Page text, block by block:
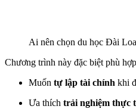
Ai nên chọn du học Đài
Chương trình này đặc biệt phù
Muốn tự lập tài chính khi
Ưa thích trải nghiệm thực